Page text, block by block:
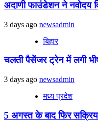
अदाणी फाउंडेशन ने नवोदय
3 days ago newsadmin
बिहार
चलती पैसेंजर ट्रेन में लगी
3 days ago newsadmin
मध्य प्रदेश
5 अगस्त के बाद फिर